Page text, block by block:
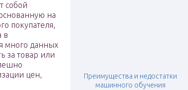
Преимущества и недостатки
машинного обучения
собой
на
покупателя,
в
много данных
за товар или
цен,